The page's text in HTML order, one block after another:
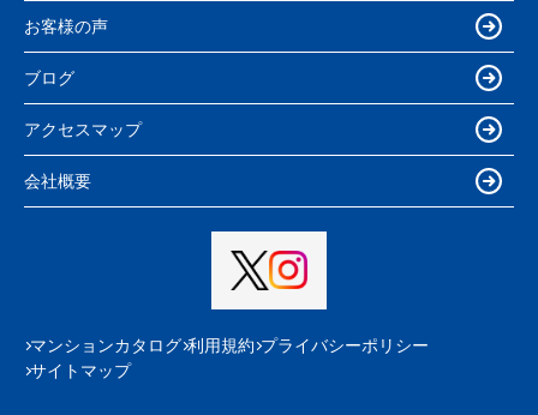
お客様の声
ブログ
アクセスマップ
会社概要
マンションカタログ 利用規約 プライバシーポリシー
サイトマップ